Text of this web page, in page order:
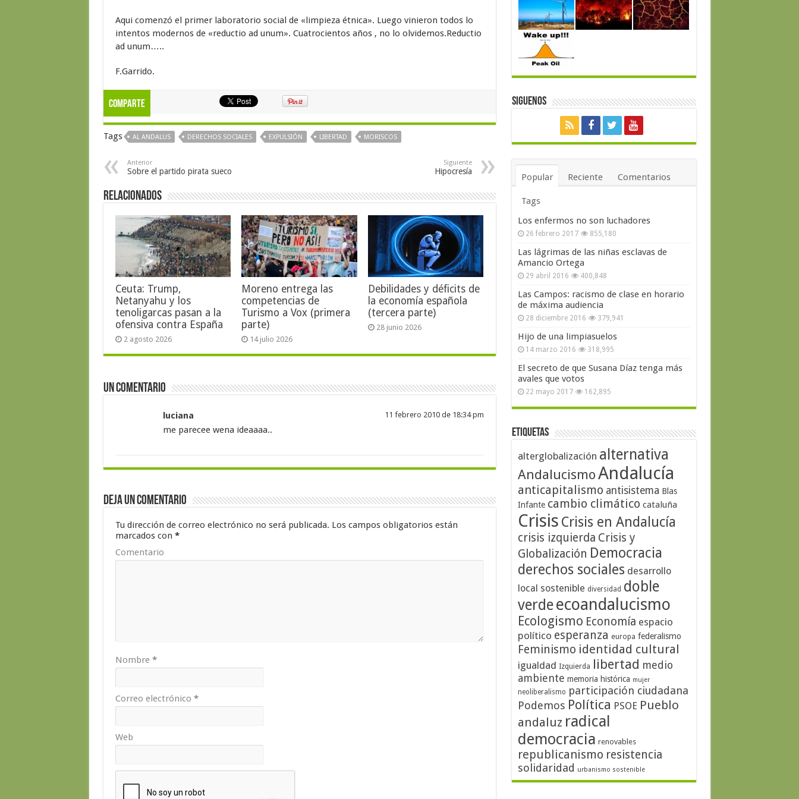
Aqui comenzó el primer laboratorio social de «limpieza étnica». Luego vinieron todos lo
intentos modernos de «reductio ad unum». Cuatrocientos años , no lo olvidemos.Reductio
ad unum…..
F.Garrido.
Comparte
Tags AL ANDALUS DERECHOS SOCIALES EXPULSIÓN LIBERTAD MORISCOS
Anterior
Sobre el partido pirata sueco
Siguiente
Hipocresía
Relacionados
Ceuta: Trump,
Netanyahu y los
tenoligarcas pasan a la
ofensiva contra España
2 agosto 2026
Moreno entrega las
competencias de
Turismo a Vox (primera
parte)
14 julio 2026
Debilidades y déficits de
la economía española
(tercera parte)
28 junio 2026
Un comentario
luciana 11 febrero 2010 de 18:34 pm
me parecee wena ideaaaa..
Deja un comentario
Tu dirección de correo electrónico no será publicada. Los campos obligatorios están
marcados con *
Comentario
Nombre *
Correo electrónico *
Web
Siguenos
Popular Reciente Comentarios
Tags
Los enfermos no son luchadores
26 febrero 2017 855,180
Las lágrimas de las niñas esclavas de
Amancio Ortega
29 abril 2016 400,848
Las Campos: racismo de clase en horario
de máxima audiencia
28 diciembre 2016 379,941
Hijo de una limpiasuelos
14 marzo 2016 318,995
El secreto de que Susana Díaz tenga más
avales que votos
22 mayo 2017 162,895
Etiquetas
alterglobalización alternativa
AndalucismoAndalucía
anticapitalismo antisistema Blas
Infante cambio climático cataluña
Crisis Crisis en Andalucía
crisis izquierda Crisis y
Globalización Democracia
derechos sociales desarrollo
local sostenible diversidad doble
verdeecoandalucismo
Ecologismo Economía espacio
político esperanza europa federalismo
Feminismo identidad cultural
igualdad Izquierda libertad medio
ambiente memoria histórica mujer
neoliberalismo participación ciudadana
Podemos Política PSOE Pueblo
andaluz radical
democracia renovables
republicanismo resistencia
solidaridad urbanismo sostenible